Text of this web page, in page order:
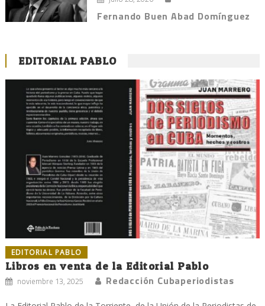
Fernando Buen Abad Domínguez
EDITORIAL PABLO
EDITORIAL PABLO
Libros en venta de la Editorial Pablo
noviembre 13, 2025 Redacción Cubaperiodistas